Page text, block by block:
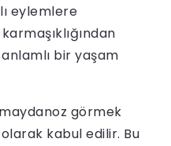
eylemlere
bir yaşam
görmek
kabul edilir. Bu